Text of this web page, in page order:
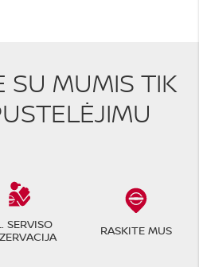
SU MUMIS TIK
SERVISO
RASKITE MUS